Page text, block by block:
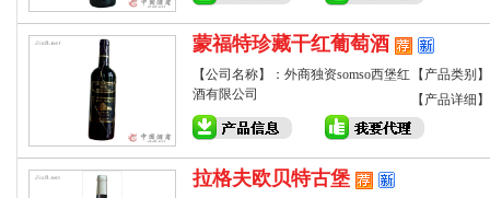
蒙福特珍藏干红葡萄酒
【公司名称】：外商独资somso西堡红
酒有限公司
【产品类别
【产品详细
拉格夫欧贝特古堡